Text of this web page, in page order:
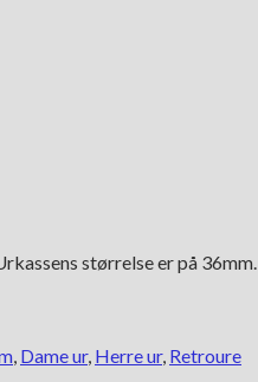
størrelse er på 36mm.
, Dame ur, Herre ur, Retroure